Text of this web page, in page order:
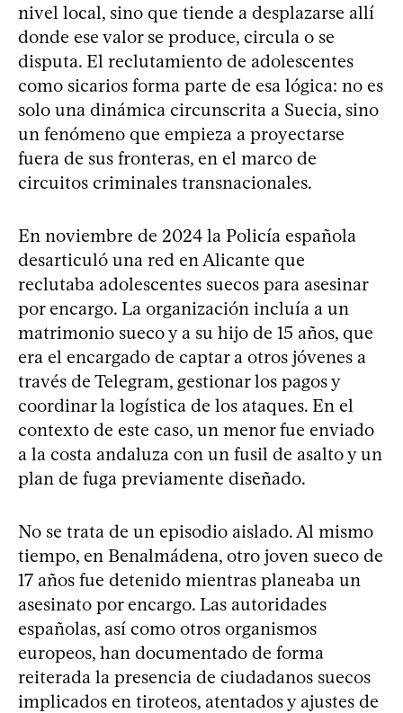
nivel local, sino que tiende a desplazarse allí
donde ese valor se produce, circula o se
disputa. El reclutamiento de adolescentes
como sicarios forma parte de esa lógica: no es
solo una dinámica circunscrita a Suecia, sino
un fenómeno que empieza a proyectarse
fuera de sus fronteras, en el marco de
circuitos criminales transnacionales.
En noviembre de 2024 la Policía española
desarticuló una red en Alicante que
reclutaba adolescentes suecos para asesinar
por encargo. La organización incluía a un
matrimonio sueco y a su hijo de 15 años, que
era el encargado de captar a otros jóvenes a
través de Telegram, gestionar los pagos y
coordinar la logística de los ataques. En el
contexto de este caso, un menor fue enviado
a la costa andaluza con un fusil de asalto y un
plan de fuga previamente diseñado.
No se trata de un episodio aislado. Al mismo
tiempo, en Benalmádena, otro joven sueco de
17 años fue detenido mientras planeaba un
asesinato por encargo. Las autoridades
españolas, así como otros organismos
europeos, han documentado de forma
reiterada la presencia de ciudadanos suecos
implicados en tiroteos, atentados y ajustes de